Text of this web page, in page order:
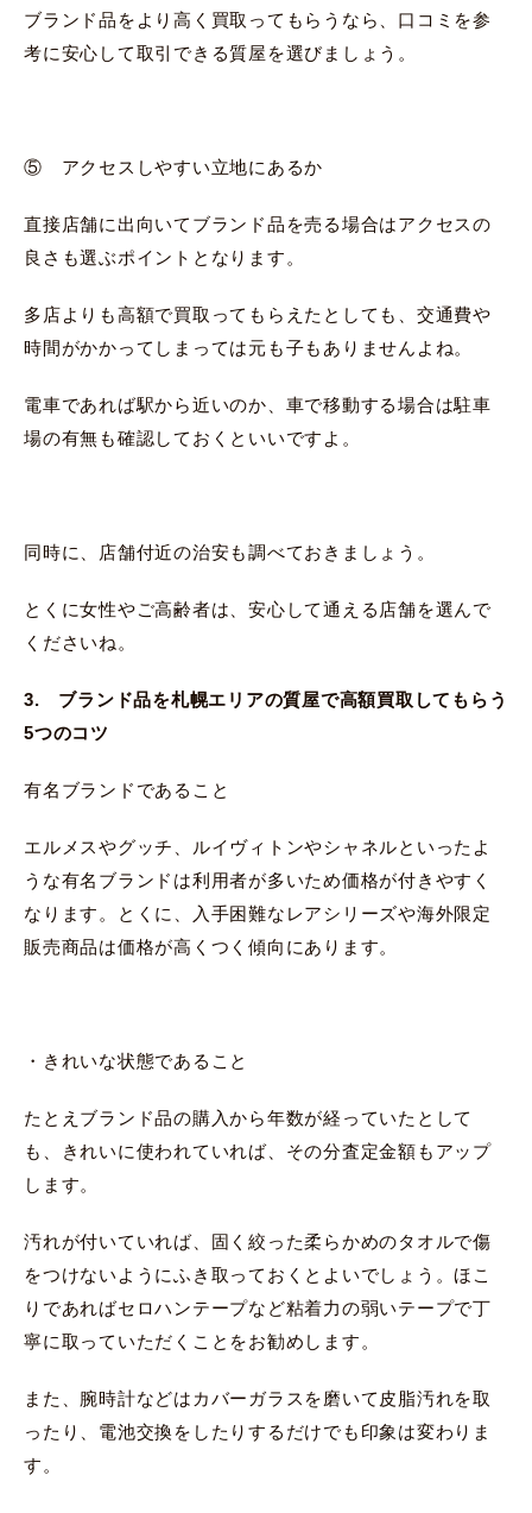
ブランド品をより高く買取ってもらうなら、口コミを参
考に安心して取引できる質屋を選びましょう。
⑤ アクセスしやすい立地にあるか
直接店舗に出向いてブランド品を売る場合はアクセスの
良さも選ぶポイントとなります。
多店よりも高額で買取ってもらえたとしても、交通費や
時間がかかってしまっては元も子もありませんよね。
電車であれば駅から近いのか、車で移動する場合は駐車
場の有無も確認しておくといいですよ。
同時に、店舗付近の治安も調べておきましょう。
とくに女性やご高齢者は、安心して通える店舗を選んで
くださいね。
3. ブランド品を札幌エリアの質屋で高額買取してもらう
5つのコツ
有名ブランドであること
エルメスやグッチ、ルイヴィトンやシャネルといったよ
うな有名ブランドは利用者が多いため価格が付きやすく
なります。とくに、入手困難なレアシリーズや海外限定
販売商品は価格が高くつく傾向にあります。
・きれいな状態であること
たとえブランド品の購入から年数が経っていたとして
も、きれいに使われていれば、その分査定金額もアップ
します。
汚れが付いていれば、固く絞った柔らかめのタオルで傷
をつけないようにふき取っておくとよいでしょう。ほこ
りであればセロハンテープなど粘着力の弱いテープで丁
寧に取っていただくことをお勧めします。
また、腕時計などはカバーガラスを磨いて皮脂汚れを取
ったり、電池交換をしたりするだけでも印象は変わりま
す。